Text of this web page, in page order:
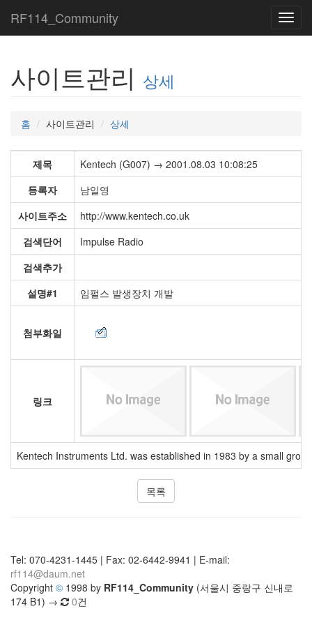
RF114_Community
사이트관리 상세
홈 사이트관리 상세
제목
Kentech (G007) → 2001.08.03 10:08:25
등록자
남일영
사이트주소
http://www.kentech.co.uk
검색단어
Impulse Radio
검색추가
설명#1
임펄스 발생장치 개발
첨부화일
링크
Kentech Instruments Ltd. was established in 1983 by a small
목록
Tel: 070-4231-1445 | Fax: 02-6442-9941 | E-mail:
rf114@daum.net
Copyright © 1998 by RF114_Community (서울시 중랑구 신내로
174 B1) →
0건